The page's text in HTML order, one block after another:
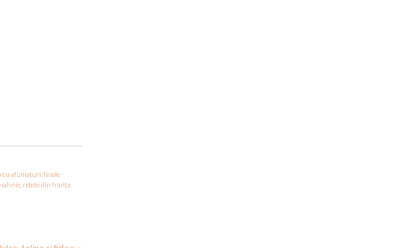
cu afumaturi fasole
iahnie retete din franta